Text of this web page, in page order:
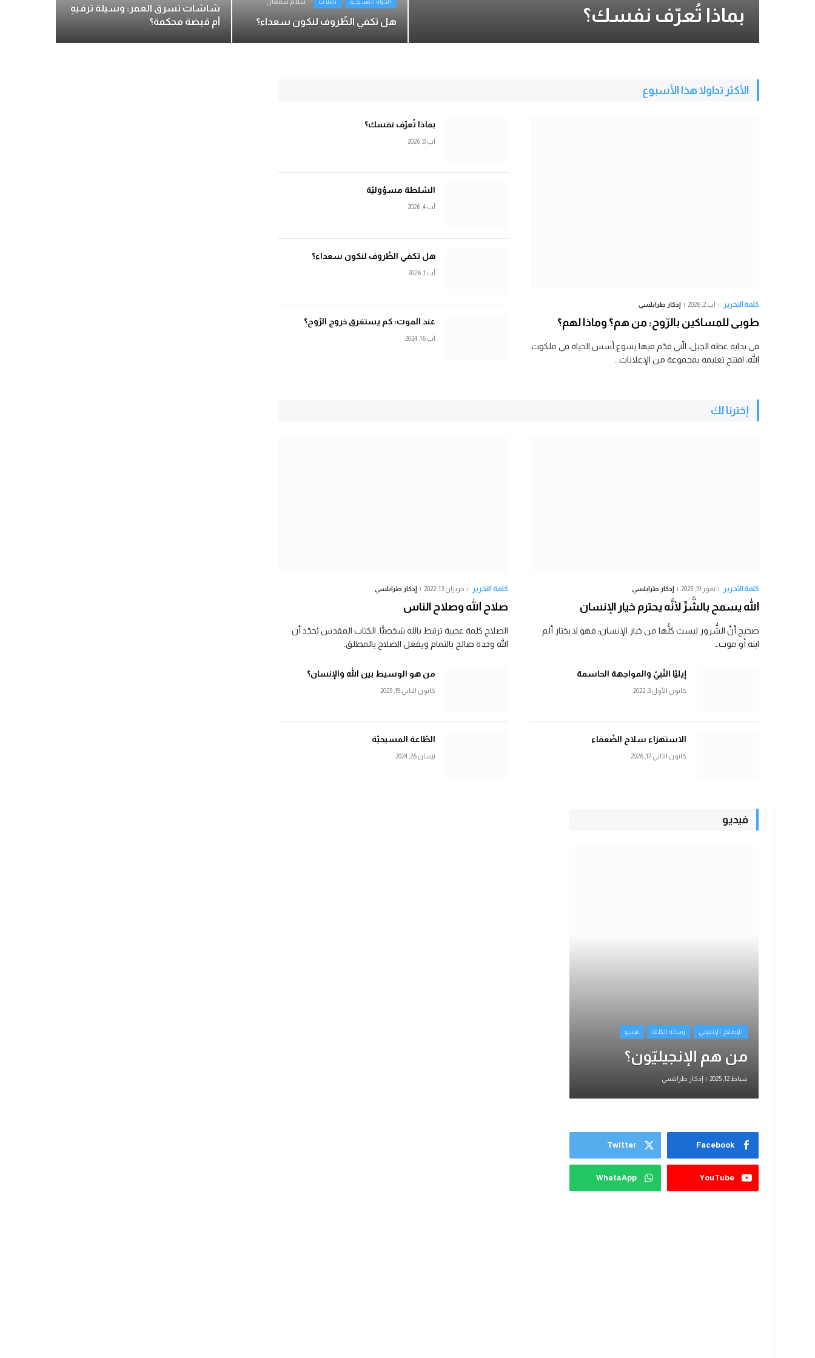
كلمة التحرير
إدكار طرابلسي
كلمة التحرير
الله الآب: معرفة تُعيدنا إلى البيت
تموز 5, 2026 إدكار طرابلسي
بماذا تُعرّف نفسك؟ هل تكفي الظّروف لنكون سعداء؟
شاشات تسرق العمر: وسيلة ترفيهٍ
أم قبضة محكمة؟
الأكثر تداولا هذا الأسبوع
كلمة التحرير آب 2, 2026 إدكار طرابلسي
طوبى للمساكين بالرّوح: من هم؟ وماذا لهم؟
في بداية عظة الجبل، الّتي قدّم فيها يسوع أسس الحياة في ملكوت
الله، افتتح تعليمه بمجموعة من الإعلانات…
بماذا تُعرّف نفسك؟
آب 8, 2026
السّلطة مسؤوليّة
آب 4, 2026
هل تكفي الظّروف لنكون سعداء؟
آب 1, 2026
عند الموت: كم يستغرق خروج الرّوح؟
آب 16, 2024
إخترنا لك
كلمة التحرير تموز 19, 2025 إدكار طرابلسي
الله يسمح بالشَّرِّ لأنَّه يحترم خيار الإنسان
صحيح أنَّ الشُّرور ليست كلُّها من خيار الإنسان؛ فهو لا يختار ألم
ابنه أو موت…
كلمة التحرير حزيران 13, 2022 إدكار طرابلسي
صلاح الله وصلاح الناس
الصلاح كلمة عجيبة ترتبط بالله شخصيًّا. الكتاب المقدس يُحدّد أن
الله وحده صالح بالتمام ويفعل الصلاح بالمطلق.
إيليّا النّبيّ والمواجهة الحاسمة
كانون الأول 3, 2022
من هو الوسيط بين الله والإنسان؟
كانون الثاني 19, 2025
الاستهزاء سلاح الضّعفاء
كانون الثاني 17, 2026
الطّاعة المسيحيّة
نيسان 26, 2024
فيديو
الإصلاح الإنجيلي رسالة الكلمة فيديو
من هم الإنجيليّون؟
شباط 12, 2025 إدكار طرابلسي
Facebook
Twitter
YouTube
WhatsApp